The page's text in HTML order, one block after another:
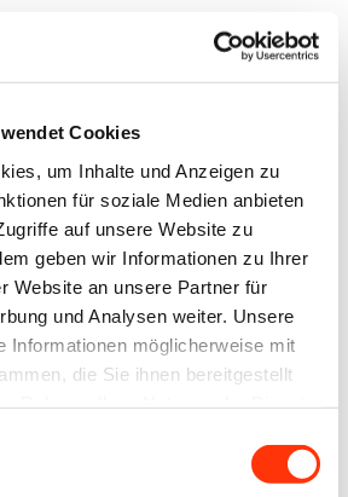
Cookies
um Inhalte und Anzeigen zu
für soziale Medien anbieten
auf unsere Website zu
geben wir Informationen zu Ihrer
Website an unsere Partner für
und Analysen weiter. Unsere
Informationen möglicherweise mit
die Sie ihnen bereitgestellt